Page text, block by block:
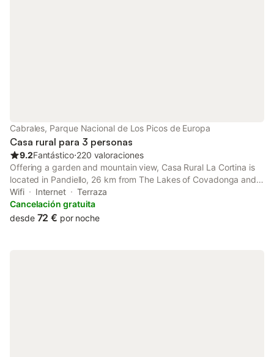
Cabrales, Parque Nacional de Los Picos de Europa
Casa rural para 3 personas
9.2Fantástico⋅220 valoraciones
Offering a garden and mountain view, Casa Rural La Cortina is
located in Pandiello, 26 km from The Lakes of Covadonga and
16 km from Cares Trail. Featuring luggage storage space, this
property also provides guests with a picnic area.
Wifi Internet
Terraza
Cancelación gratuita
desde 72 € por noche